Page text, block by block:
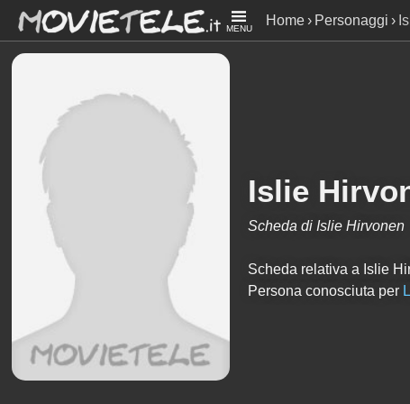
MENU
Home Personaggi
Islie
Scheda di Islie Hirvonen
Scheda relativa a Islie
Persona conosciuta per